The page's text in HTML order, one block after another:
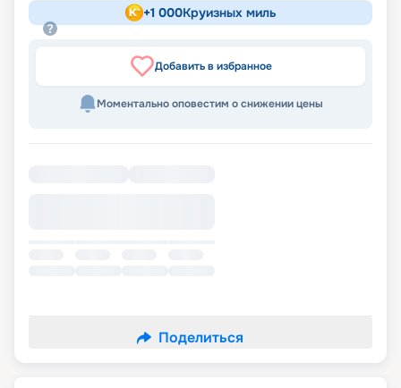
+1 000Круизных миль
Добавить в избранное
Моментально оповестим о снижении цены
Поделиться